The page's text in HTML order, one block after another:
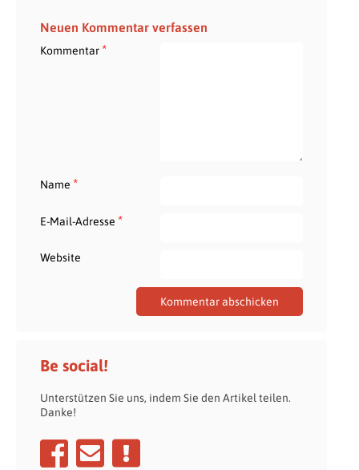
Neuen Kommentar verfassen
Kommentar*
Name *
E-Mail-Adresse *
Website
Be social!
Unterstützen Sie uns, indem Sie den Artikel teilen.
Danke!